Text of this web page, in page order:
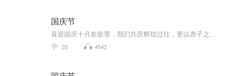
国庆节
20 4542